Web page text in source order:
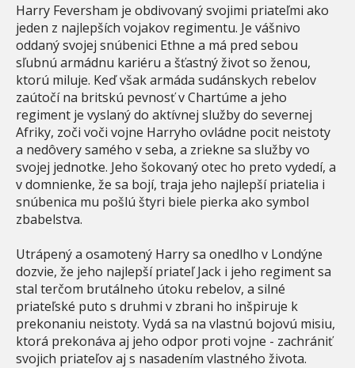
Harry Feversham je obdivovaný svojimi priateľmi ako
jeden z najlepších vojakov regimentu. Je vášnivo
oddaný svojej snúbenici Ethne a má pred sebou
sľubnú armádnu kariéru a šťastný život so ženou,
ktorú miluje. Keď však armáda sudánskych rebelov
zaútočí na britskú pevnosť v Chartúme a jeho
regiment je vyslaný do aktívnej služby do severnej
Afriky, zoči voči vojne Harryho ovládne pocit neistoty
a nedôvery samého v seba, a zriekne sa služby vo
svojej jednotke. Jeho šokovaný otec ho preto vydedí, a
v domnienke, že sa bojí, traja jeho najlepší priatelia i
snúbenica mu pošlú štyri biele pierka ako symbol
zbabelstva.
Utrápený a osamotený Harry sa onedlho v Londýne
dozvie, že jeho najlepší priateľ Jack i jeho regiment sa
stal terčom brutálneho útoku rebelov, a silné
priateľské puto s druhmi v zbrani ho inšpiruje k
prekonaniu neistoty. Vydá sa na vlastnú bojovú misiu,
ktorá prekonáva aj jeho odpor proti vojne - zachrániť
svojich priateľov aj s nasadením vlastného života.